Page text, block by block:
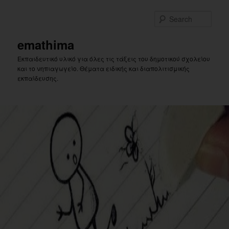
emathima
Εκπαιδευτικό υλικό για όλες τις τάξεις του δημοτικού σχολείου
και το νηπιαγωγείο. Θέματα ειδικής και διαπολιτισμικής
εκπαίδευσης.